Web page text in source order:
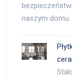
naszym domu.